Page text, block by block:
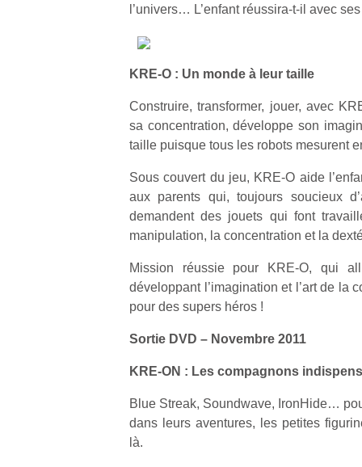
l’univers… L’enfant réussira-t-il avec
KRE-O : Un monde à leur taille
Construire, transformer, jouer, avec
sa concentration, développe son
taille puisque tous les robots mesurent
Sous couvert du jeu, KRE-O aide
aux parents qui, toujours soucieux
demandent des jouets qui font
manipulation, la concentration et la
Mission réussie pour KRE-O, qui
développant l’imagination et l’art de la
pour des supers héros !
Sortie DVD – Novembre 2011
KRE-ON : Les compagnons
Blue Streak, Soundwave, IronHide…
dans leurs aventures, les petites
là.